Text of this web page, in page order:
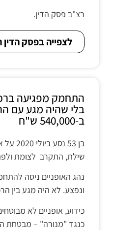
רצ"ב פסק הדין.
לצפייה בפסק
התחמק מפגיעה
בלי שהיה מגע עם
ב-540,000 ש"ח
בן 53
שילת, התקרב לצומת
נהג האופניים ניסה
ונפצע. לא היה מגע בין
כידוע, אופניים לא
כנגד "מנורה" – מבטחת